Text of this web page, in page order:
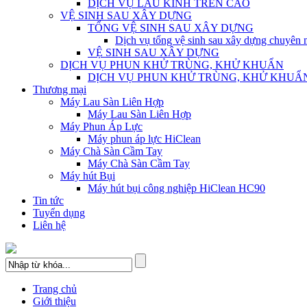
DỊCH VỤ LAU KÍNH TRÊN CAO
VỆ SINH SAU XÂY DỰNG
TỔNG VỆ SINH SAU XÂY DỰNG
Dịch vụ tổng vệ sinh sau xây dựng chuyên
VỆ SINH SAU XÂY DỰNG
DỊCH VỤ PHUN KHỬ TRÙNG, KHỬ KHUẨN
DỊCH VỤ PHUN KHỬ TRÙNG, KHỬ
Thương mại
Máy Lau Sàn Liên Hợp
Máy Lau Sàn Liên Hợp
Máy Phun Áp Lực
Máy phun áp lực HiClean
Máy Chà Sàn Cầm Tay
Máy Chà Sàn Cầm Tay
Máy hút Bụi
Máy hút bụi công nghiệp HiClean HC90
Tin tức
Tuyển dụng
Liên hệ
Trang chủ
Giới thiệu